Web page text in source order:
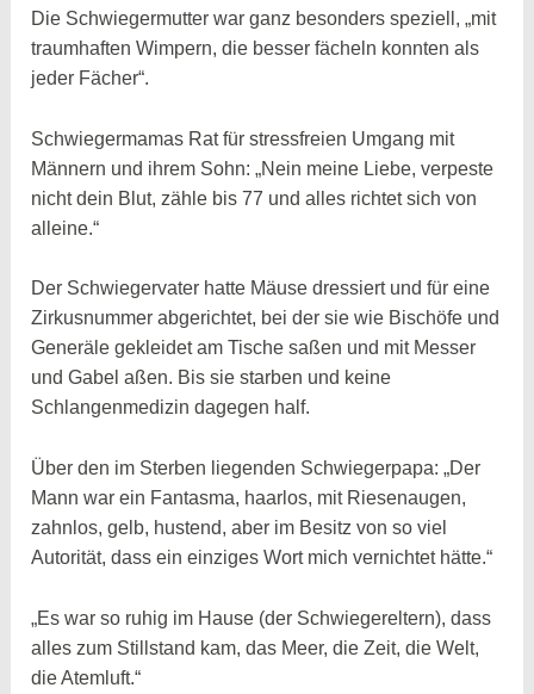
Die Schwiegermutter war ganz besonders speziell, „mit
traumhaften Wimpern, die besser fächeln konnten als
jeder Fächer“.
Schwiegermamas Rat für stressfreien Umgang mit
Männern und ihrem Sohn: „Nein meine Liebe, verpeste
nicht dein Blut, zähle bis 77 und alles richtet sich von
alleine.“
Der Schwiegervater hatte Mäuse dressiert und für eine
Zirkusnummer abgerichtet, bei der sie wie Bischöfe und
Generäle gekleidet am Tische saßen und mit Messer
und Gabel aßen. Bis sie starben und keine
Schlangenmedizin dagegen half.
Über den im Sterben liegenden Schwiegerpapa: „Der
Mann war ein Fantasma, haarlos, mit Riesenaugen,
zahnlos, gelb, hustend, aber im Besitz von so viel
Autorität, dass ein einziges Wort mich vernichtet hätte.“
„Es war so ruhig im Hause (der Schwiegereltern), dass
alles zum Stillstand kam, das Meer, die Zeit, die Welt,
die Atemluft.“